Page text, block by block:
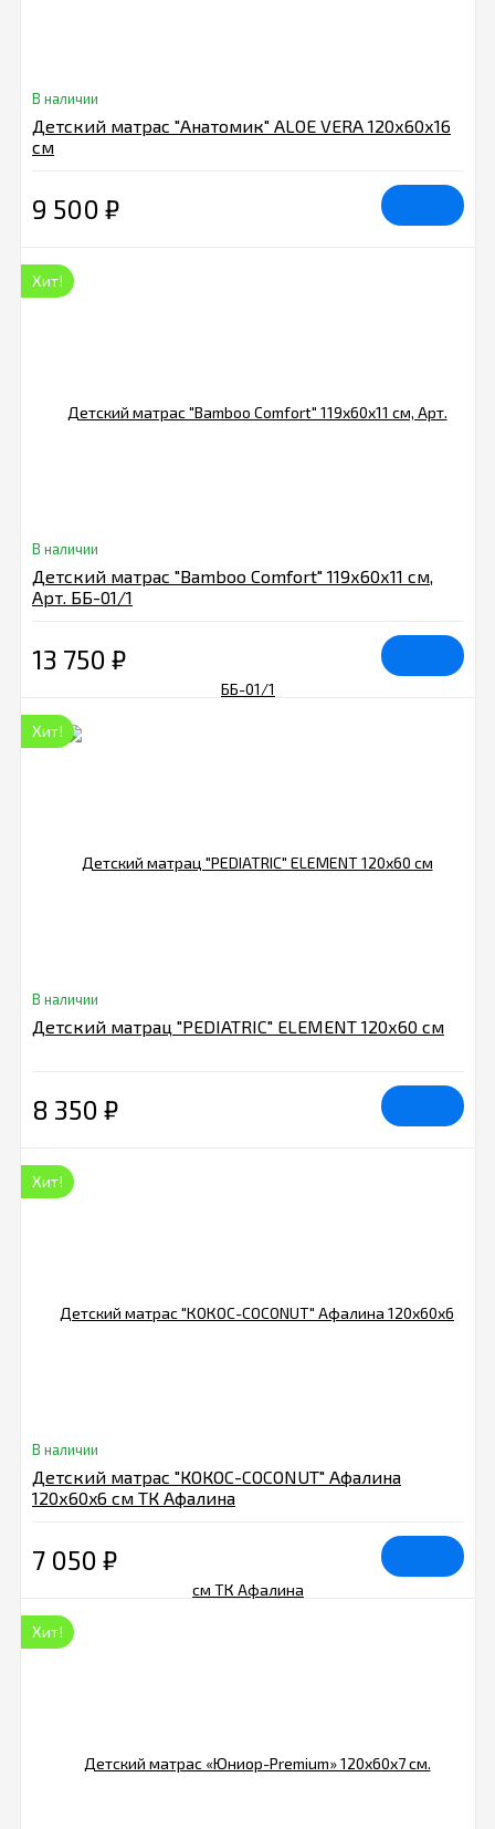
В наличии
Детский матрас "Анатомик" ALOE VERA 120х60х16
см
9 500 ₽
Хит!
В наличии
Детский матрас "Bamboo Comfort" 119х60х11 см,
Арт. ББ-01/1
13 750 ₽
Хит!
В наличии
Детский матрац "PEDIATRIC" ELEMENT 120х60 см
8 350 ₽
Хит!
В наличии
Детский матрас "КОКОС-COCONUT" Афалина
120х60x6 см ТК Афалина
7 050 ₽
Хит!